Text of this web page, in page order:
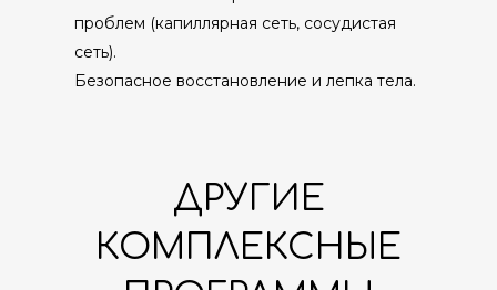
проблем (капиллярная сеть, сосудистая
сеть).
Безопасное восстановление и лепка тела.
ДРУГИЕ
КОМПЛЕКСНЫЕ